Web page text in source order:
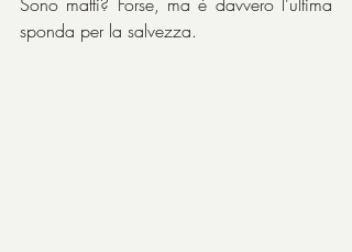
sponda per la salvezza.